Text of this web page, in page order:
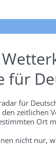
für
für
zeitlichen
Ort
nicht nur,